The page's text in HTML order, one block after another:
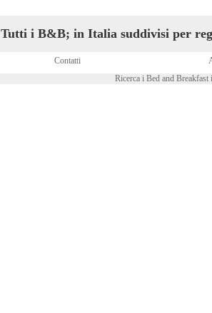
Tutti i B&B; in Italia suddivisi per
Contatti
Ricerca i Bed and Breakfast